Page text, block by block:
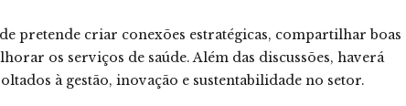
pretende criar conexões estratégicas, compartilhar boas
os serviços de saúde. Além das discussões, haverá
à gestão, inovação e sustentabilidade no setor.